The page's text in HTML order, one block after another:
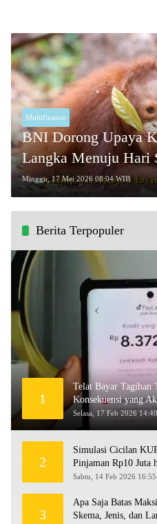
Multifinance
BNI Dorong Upaya
Langka Menuju Hari
Punah 2026!Minggu, 17 Mei 2026 08:04 WIB
Berita Terpopuler
1
Telat Bayar
Konsekuensi yang
Selasa, 17 Feb 2026
2
Simulasi Cicilan
Pinjaman Rp10 Juta
Sabtu, 14 Feb 2026
3
Apa Saja Batas
Skema, Jenis, dan